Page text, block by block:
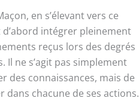
en s’élevant vers ce
intégrer pleinement
reçus lors des degrés
Il ne s’agit pas simplement
des connaissances, mais de
dans chacune de ses actions.